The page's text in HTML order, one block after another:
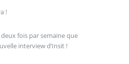
!
fois par semaine que
interview d’Insit !